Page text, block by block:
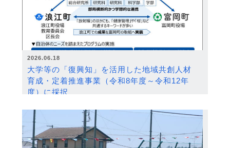
2026.06.18
大学等の「復興知」を活用した地域共創人材
育成・定着推進事業（令和8年度～令和12年
度）に採択